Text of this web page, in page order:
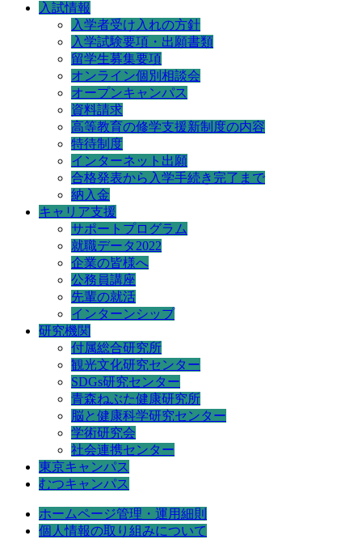
入試情報
入学者受け入れの方針
入学試験要項・出願書類
留学生募集要項
オンライン個別相談会
オープンキャンパス
資料請求
高等教育の修学支援新制度の内容
特待制度
インターネット出願
合格発表から入学手続き完了まで
納入金
キャリア支援
サポートプログラム
就職データ2022
企業の皆様へ
公務員講座
先輩の就活
インターンシップ
研究機関
付属総合研究所
観光文化研究センター
SDGs研究センター
青森ねぶた健康研究所
脳と健康科学研究センター
学術研究会
社会連携センター
東京キャンパス
むつキャンパス
ホームページ管理・運用細則
個人情報の取り組みについて